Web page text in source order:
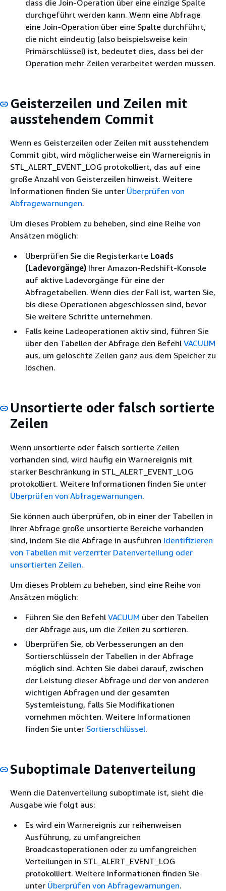
dass die Join-Operation über eine einzige Spalte
durchgeführt werden kann. Wenn eine Abfrage
eine Join-Operation über eine Spalte durchführt,
die nicht eindeutig (also beispielsweise kein
Primärschlüssel) ist, bedeutet dies, dass bei der
Operation mehr Zeilen verarbeitet werden müssen.
Geisterzeilen und Zeilen mit
ausstehendem Commit
Wenn es Geisterzeilen oder Zeilen mit ausstehendem
Commit gibt, wird möglicherweise ein Warnereignis in
STL_ALERT_EVENT_LOG protokolliert, das auf eine
große Anzahl von Geisterzeilen hinweist. Weitere
Informationen finden Sie unter Überprüfen von
Abfragewarnungen.
Um dieses Problem zu beheben, sind eine Reihe von
Ansätzen möglich:
Überprüfen Sie die Registerkarte Loads
(Ladevorgänge) Ihrer Amazon-Redshift-Konsole
auf aktive Ladevorgänge für eine der
Abfragetabellen. Wenn dies der Fall ist, warten Sie,
bis diese Operationen abgeschlossen sind, bevor
Sie weitere Schritte unternehmen.
Falls keine Ladeoperationen aktiv sind, führen Sie
über den Tabellen der Abfrage den Befehl VACUUM
aus, um gelöschte Zeilen ganz aus dem Speicher zu
löschen.
Unsortierte oder falsch sortierte
Zeilen
Wenn unsortierte oder falsch sortierte Zeilen
vorhanden sind, wird häufig ein Warnereignis mit
starker Beschränkung in STL_ALERT_EVENT_LOG
protokolliert. Weitere Informationen finden Sie unter
Überprüfen von Abfragewarnungen.
Sie können auch überprüfen, ob in einer der Tabellen in
Ihrer Abfrage große unsortierte Bereiche vorhanden
sind, indem Sie die Abfrage in ausführen Identifizieren
von Tabellen mit verzerrter Datenverteilung oder
unsortierten Zeilen.
Um dieses Problem zu beheben, sind eine Reihe von
Ansätzen möglich:
Führen Sie den Befehl VACUUM über den Tabellen
der Abfrage aus, um die Zeilen zu sortieren.
Überprüfen Sie, ob Verbesserungen an den
Sortierschlüsseln der Tabellen in der Abfrage
möglich sind. Achten Sie dabei darauf, zwischen
der Leistung dieser Abfrage und der von anderen
wichtigen Abfragen und der gesamten
Systemleistung, falls Sie Modifikationen
vornehmen möchten. Weitere Informationen
finden Sie unter Sortierschlüssel.
Suboptimale Datenverteilung
Wenn die Datenverteilung suboptimale ist, sieht die
Ausgabe wie folgt aus:
Es wird ein Warnereignis zur reihenweisen
Ausführung, zu umfangreichen
Broadcastoperationen oder zu umfangreichen
Verteilungen in STL_ALERT_EVENT_LOG
protokolliert. Weitere Informationen finden Sie
unter Überprüfen von Abfragewarnungen.